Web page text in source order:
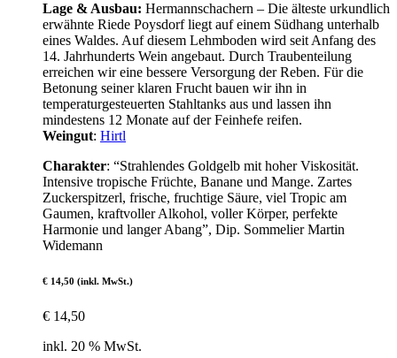
Lage & Ausbau: Hermannschachern – Die älteste urkundlich
erwähnte Riede Poysdorf liegt auf einem Südhang unterhalb
eines Waldes. Auf diesem Lehmboden wird seit Anfang des
14. Jahrhunderts Wein angebaut. Durch Traubenteilung
erreichen wir eine bessere Versorgung der Reben. Für die
Betonung seiner klaren Frucht bauen wir ihn in
temperaturgesteuerten Stahltanks aus und lassen ihn
mindestens 12 Monate auf der Feinhefe reifen.
Weingut: Hirtl
Charakter: “Strahlendes Goldgelb mit hoher Viskosität.
Intensive tropische Früchte, Banane und Mange. Zartes
Zuckerspitzerl, frische, fruchtige Säure, viel Tropic am
Gaumen, kraftvoller Alkohol, voller Körper, perfekte
Harmonie und langer Abang”, Dip. Sommelier Martin
Widemann
€ 14,50 (inkl. MwSt.)
€ 14,50
inkl. 20 % MwSt.